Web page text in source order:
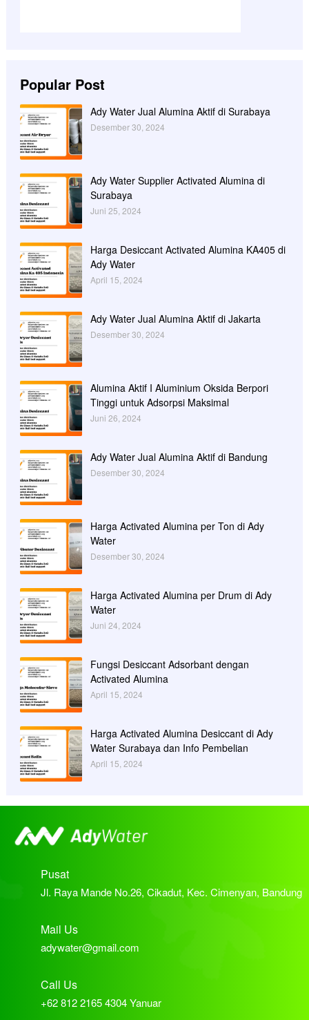
Popular Post
Ady Water Jual Alumina Aktif di Surabaya
Desember 30, 2024
Ady Water Supplier Activated Alumina di
Surabaya
Juni 25, 2024
Harga Desiccant Activated Alumina KA405 di
Ady Water
April 15, 2024
Ady Water Jual Alumina Aktif di Jakarta
Desember 30, 2024
Alumina Aktif I Aluminium Oksida Berpori
Tinggi untuk Adsorpsi Maksimal
Juni 26, 2024
Ady Water Jual Alumina Aktif di Bandung
Desember 30, 2024
Harga Activated Alumina per Ton di Ady
Water
Desember 30, 2024
Harga Activated Alumina per Drum di Ady
Water
Juni 24, 2024
Fungsi Desiccant Adsorbant dengan
Activated Alumina
April 15, 2024
Harga Activated Alumina Desiccant di Ady
Water Surabaya dan Info Pembelian
April 15, 2024
Pusat
Jl. Raya Mande No.26, Cikadut, Kec. Cimenyan, Bandung
Mail Us
adywater@gmail.com
Call Us
+62 812 2165 4304 Yanuar